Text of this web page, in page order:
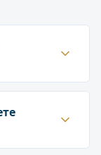
в
Наши